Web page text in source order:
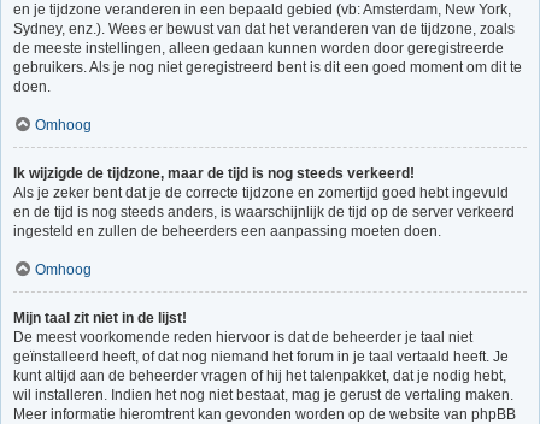
en je tijdzone veranderen in een bepaald gebied (vb: Amsterdam, New York,
Sydney, enz.). Wees er bewust van dat het veranderen van de tijdzone, zoals
de meeste instellingen, alleen gedaan kunnen worden door geregistreerde
gebruikers. Als je nog niet geregistreerd bent is dit een goed moment om dit te
doen.
Omhoog
Ik wijzigde de tijdzone, maar de tijd is nog steeds verkeerd!
Als je zeker bent dat je de correcte tijdzone en zomertijd goed hebt ingevuld
en de tijd is nog steeds anders, is waarschijnlijk de tijd op de server verkeerd
ingesteld en zullen de beheerders een aanpassing moeten doen.
Omhoog
Mijn taal zit niet in de lijst!
De meest voorkomende reden hiervoor is dat de beheerder je taal niet
geïnstalleerd heeft, of dat nog niemand het forum in je taal vertaald heeft. Je
kunt altijd aan de beheerder vragen of hij het talenpakket, dat je nodig hebt,
wil installeren. Indien het nog niet bestaat, mag je gerust de vertaling maken.
Meer informatie hieromtrent kan gevonden worden op de website van phpBB